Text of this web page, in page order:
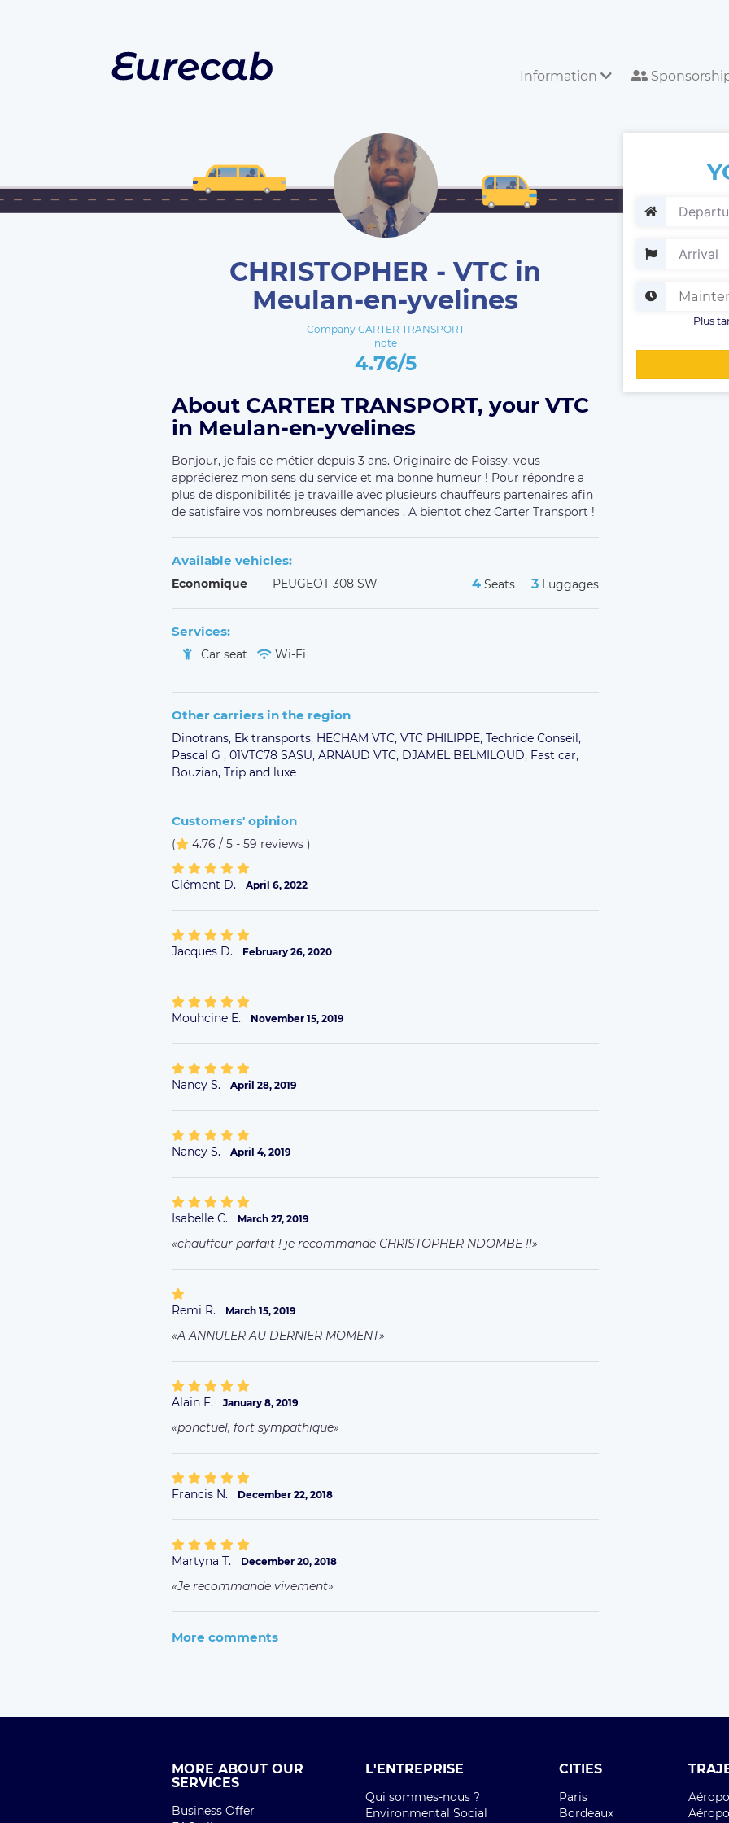
Information
CHRISTOPHER - VTC in
Meulan-en-yvelines
Company CARTER TRANSPORT
note
4.76/5
Plus
About CARTER TRANSPORT, your VTC
in Meulan-en-yvelines
Bonjour, je fais ce métier depuis 3 ans. Originaire de Poissy, vous
apprécierez mon sens du service et ma bonne humeur ! Pour répondre a
plus de disponibilités je travaille avec plusieurs chauffeurs partenaires afin
de satisfaire vos nombreuses demandes . A bientot chez Carter Transport !
Available vehicles:
Economique PEUGEOT 308 SW 4 Seats 3 Luggages
Services:
Car seat Wi-Fi
Other carriers in the region
Dinotrans, Ek transports, HECHAM VTC, VTC PHILIPPE, Techride Conseil,
Pascal G , 01VTC78 SASU, ARNAUD VTC, DJAMEL BELMILOUD, Fast car,
Bouzian, Trip and luxe
Customers' opinion
( 4.76 / 5 - 59 reviews )
Clément D. April 6, 2022
Jacques D. February 26, 2020
Mouhcine E. November 15, 2019
Nancy S. April 28, 2019
Nancy S. April 4, 2019
Isabelle C. March 27, 2019
chauffeur parfait ! je recommande CHRISTOPHER NDOMBE !!
Remi R. March 15, 2019
A ANNULER AU DERNIER MOMENT
Alain F. January 8, 2019
ponctuel, fort sympathique
Francis N. December 22, 2018
Martyna T. December 20, 2018
Je recommande vivement
More comments
MORE ABOUT OUR
SERVICES
Business Offer
L'ENTREPRISE
Qui sommes-nous ?
Environmental Social
CITIES
Paris
Bordeaux